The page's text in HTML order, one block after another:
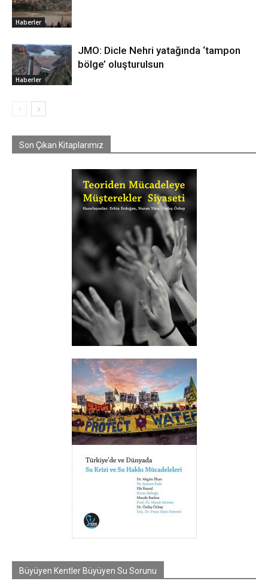
Haberler
Haberler
JMO: Dicle Nehri yatağında ‘tampon
bölge’ oluşturulsun
Son Çıkan Kitaplarımız
Büyüyen Kentler Büyüyen Su Sorunu